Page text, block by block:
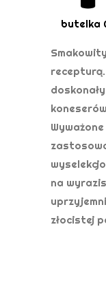
butelka
recepturą.
na
złocistej